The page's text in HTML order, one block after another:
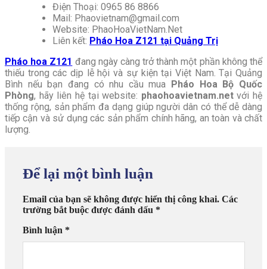
Điện Thoại: 0965 86 8866
Mail: Phaovietnam@gmail.com
Website: PhaoHoaVietNam.Net
Liên kết: Pháo Hoa Z121 tại Quảng Trị
Pháo hoa Z121 đang ngày càng trở thành một phần không thể
thiếu trong các dịp lễ hội và sự kiện tại Việt Nam. Tại Quảng
Bình nếu bạn đang có nhu cầu mua Pháo Hoa Bộ Quốc
Phòng, hãy liên hệ tại website: phaohoavietnam.netvới hệ
thống rộng, sản phẩm đa dạng giúp người dân có thể dễ dàng
tiếp cận và sử dụng các sản phẩm chính hãng, an toàn và chất
lượng.
Để lại một bình luận
Email của bạn sẽ không được hiển thị công khai. Các
trường bắt buộc được đánh dấu *
Bình luận *